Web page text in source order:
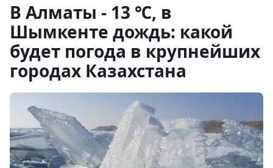
В Алматы - 13 ℃, в
Шымкенте дождь: какой
будет погода в крупнейших
городах Казахстана